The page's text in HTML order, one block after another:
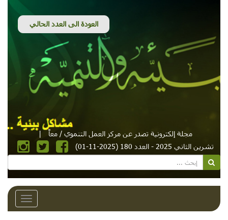
مجلة إلكترونية تصدر عن مركز العمل التنموي / معاً
|
تشرين الثاني 2025 - العدد 180 (2025-11-01)
Toggle